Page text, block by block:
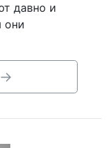
давно и
они
→